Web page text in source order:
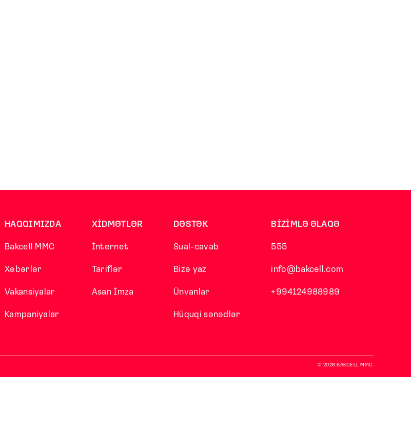
HAQQIMIZDA
Bakcell MMC
Xəbərlər
Vakansiyalar
Kampaniyalar
XİDMƏTLƏR
İnternet
Tariflər
Asan İmza
DƏSTƏK
Sual-cavab
Bizə yaz
Ünvanlar
Hüquqi sənədlər
BİZİMLƏ ƏLAQƏ
555
info@bakcell.com
+994124988989
© 2026 BAKCELL MMC.